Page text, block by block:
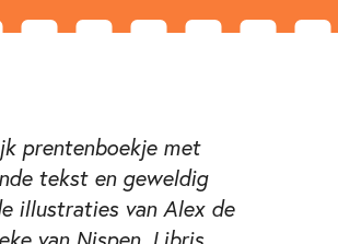
prentenboekje met
tekst en geweldig
illustraties van Alex de